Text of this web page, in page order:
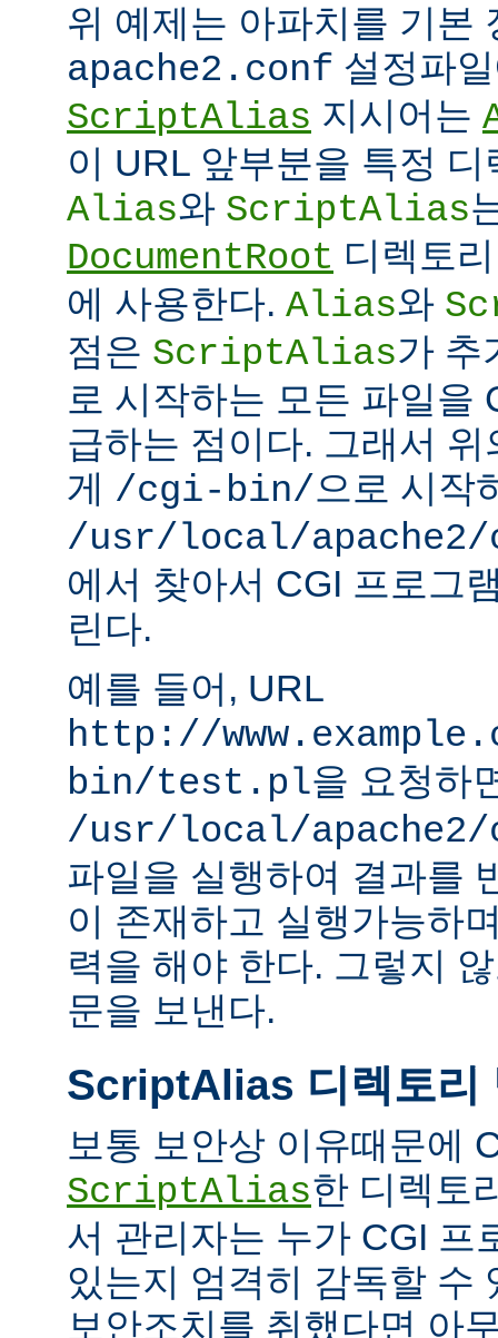
위 예제는 아파치를 기본
apache2.conf 설정파
ScriptAlias 지시어는
이 URL 앞부분을 특정
Alias와 ScriptAlias
DocumentRoot 디렉토
에 사용한다. Alias와
점은 ScriptAlias가 추
로 시작하는 모든 파일을
급하는 점이다. 그래서
게 /cgi-bin/으로 시작
/usr/local/
에서 찾아서 CGI 프로그
린다.
예를 들어, URL
http://
bin/test.pl을 요청하
/usr/local/
파일을 실행하여 결과를
이 존재하고 실행가능하
력을 해야 한다. 그렇지
문을 보낸다.
ScriptAlias 디렉토리
보통 보안상 이유때문에
ScriptAlias한 디렉토
서 관리자는 누가 CGI 프
있는지 엄격히 감독할 수
보안조치를 취했다면 아